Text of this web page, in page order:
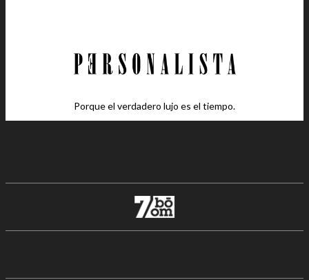
Porque el verdadero lujo es el tiempo.